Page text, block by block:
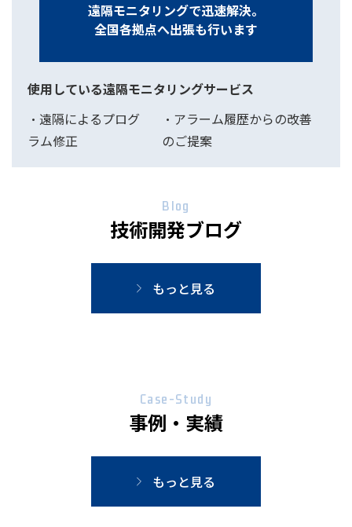
遠隔モニタリングで迅速解決。
全国各拠点へ出張も行います
使用している遠隔モニタリングサービス
・遠隔によるプログ
ラム修正
・アラーム履歴からの改善
のご提案
Blog
技術開発ブログ
もっと見る
Case-Study
事例・実績
もっと見る